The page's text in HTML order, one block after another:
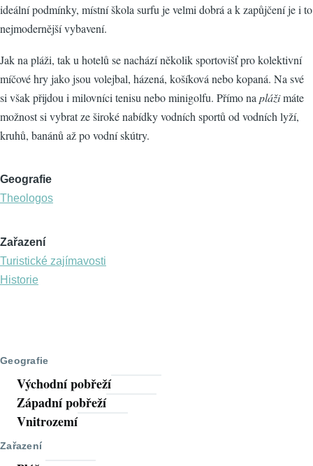
ideální podmínky, místní škola surfu je velmi dobrá a k zapůjčení je i to
nejmodernější vybavení.
Jak na pláži, tak u hotelů se nachází několik sportovišť pro kolektivní
míčové hry jako jsou volejbal, házená, košíková nebo kopaná. Na své
si však přijdou i milovníci tenisu nebo minigolfu. Přímo na plážimáte
možnost si vybrat ze široké nabídky vodních sportů od vodních lyží,
kruhů, banánů až po vodní skútry.
Geografie
Theologos
Zařazení
Turistické zajímavosti
Historie
Geografie
Východní pobřeží
Západní pobřeží
Vnitrozemí
Zařazení